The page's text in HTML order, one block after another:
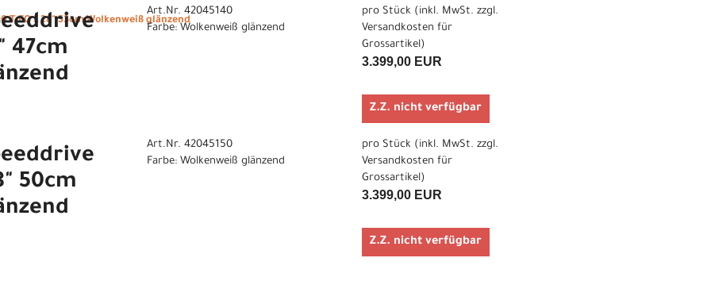
T EQ L 28" 53cm Wolkenweiß glänzend
47cm
Art.Nr. 42045140
Farbe: Wolkenweiß glänzend
pro Stück (inkl. MwSt. zzgl.
Versandkosten für
Grossartikel)
3.399,00 EUR
Z.Z. nicht verfügbar
50cm
Art.Nr. 42045150
Farbe: Wolkenweiß glänzend
pro Stück (inkl. MwSt. zzgl.
Versandkosten für
Grossartikel)
3.399,00 EUR
Z.Z. nicht verfügbar